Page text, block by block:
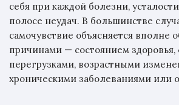
себя при каждой болезни,
полосе неудач. В большинстве
самочувствие объясняется вполне
причинами — состоянием здоровья,
перегрузками, возрастными
хроническими заболеваниями или